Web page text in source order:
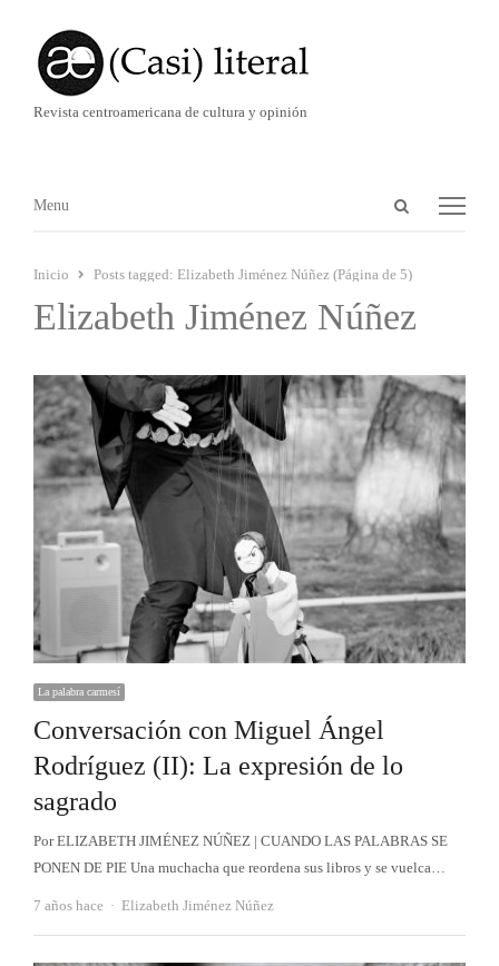
Revista centroamericana de cultura y opinión
Abrir
Menú
Menu
Inicio Posts tagged: Elizabeth Jiménez Núñez (Página de 5)
Elizabeth Jiménez Núñez
La palabra carmesí
Conversación con Miguel Ángel
Rodríguez (II): La expresión de lo
sagrado
Por ELIZABETH JIMÉNEZ NÚÑEZ | CUANDO LAS PALABRAS SE
PONEN DE PIE Una muchacha que reordena sus libros y se vuelca…
7 años hace Autor
Elizabeth Jiménez Núñez